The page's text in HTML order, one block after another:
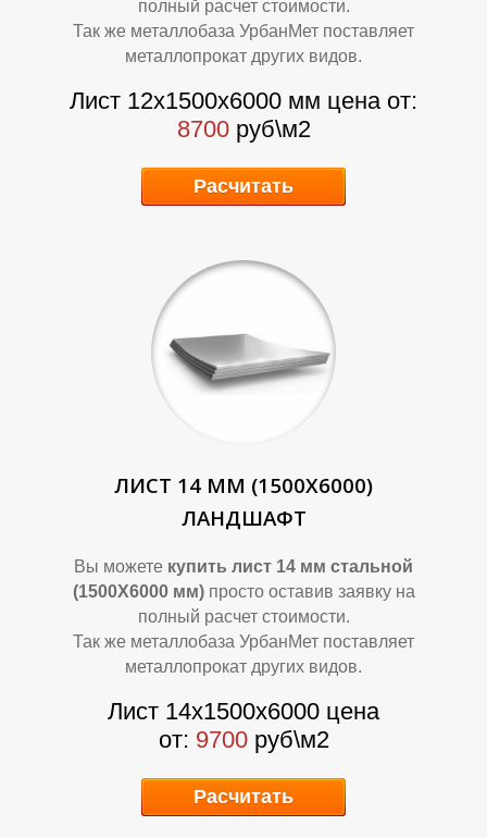
Р
О
полный расчет стоимости.
Так же металлобаза УрбанМет поставляет
металлопрокат других видов.
Лист 12х1500х6000 мм цена от:
8700руб\м2
Расчитать
ЛИСТ 14 ММ (1500Х6000)
ЛАНДШАФТ
Вы можете купить лист 14 мм стальной
(1500Х6000 мм) просто оставив заявку на
полный расчет стоимости.
Так же металлобаза УрбанМет поставляет
металлопрокат других видов.
Лист 14х1500х6000 цена
от: 9700 руб\м2
Расчитать
Р
О